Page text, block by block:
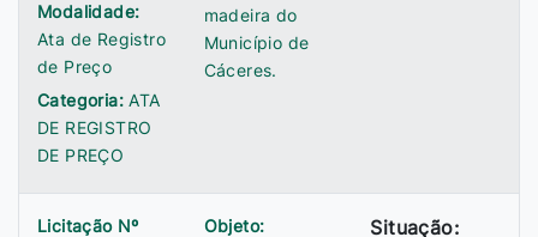
Modalidade:
Ata de Registro
de Preço
Categoria:ATA
DE REGISTRO
DE PREÇO
madeira do
Município de
Cáceres.
Licitação Nº
Objeto:
Situação: